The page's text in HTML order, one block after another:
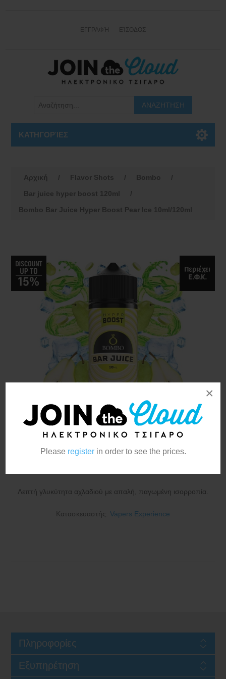
Please registerin order to see the prices.
×
ΕΓΓΡΑΦΉ ΕΊΣΟΔΟΣ
ΚΑΤΗΓΟΡΊΕΣ
Αρχική / Flavor Shots / Bombo
/
Bar juice hyper boost 120ml
/
Bombo Bar Juice Hyper Boost Pear Ice 10ml/120ml
Bombo Bar Juice Hyper
Boost Pear Ice 10ml/120ml
Λεπτή γλυκύτητα αχλαδιού με απαλή, παγωμένη ισορροπία.
Κατασκευαστής: Vapers Experience
Πληροφορίες
Εξυπηρέτηση